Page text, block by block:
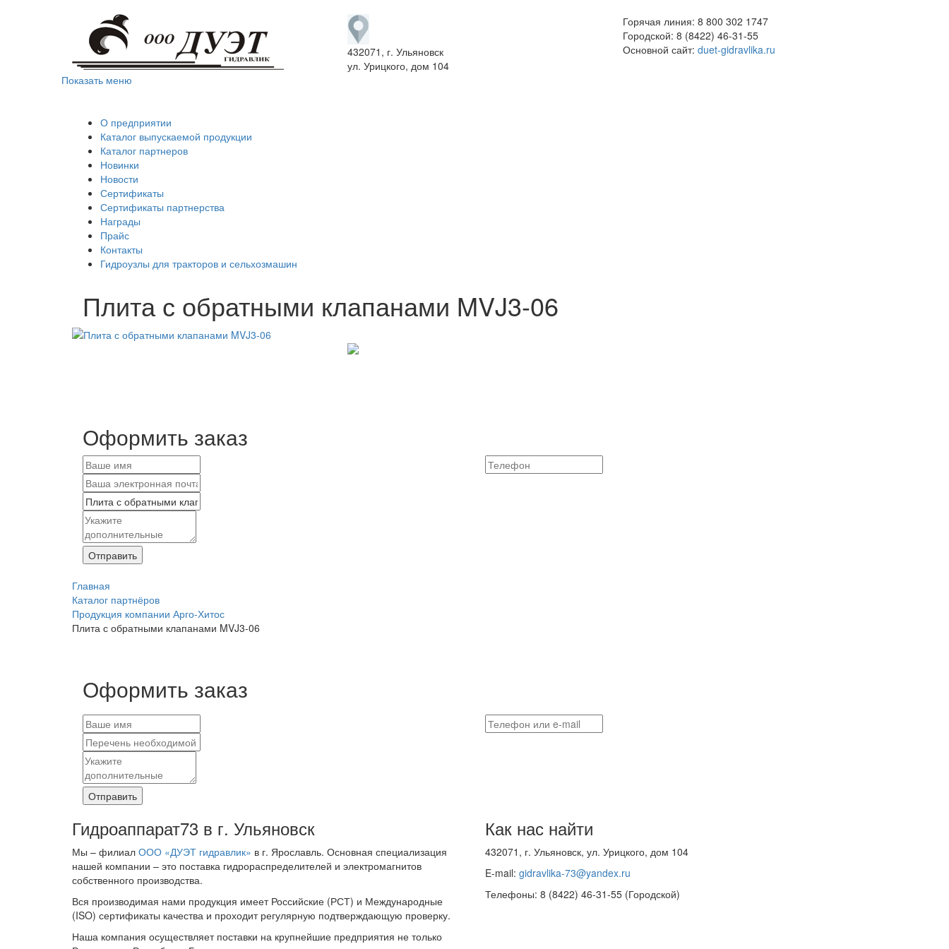
432071, г. Ульяновск
ул. Урицкого, дом 104
Горячая линия: 8 800 302 1747
Городской: 8 (8422) 46-31-55
Основной сайт: duet-gidravlika.ru
Показать меню
О предприятии
Каталог выпускаемой продукции
Каталог партнеров
Новинки
Новости
Сертификаты
Сертификаты партнерства
Награды
Прайс
Контакты
Гидроузлы для тракторов и сельхозмашин
Плита с обратными клапанами MVJ3-06
Оформить заказ
Отправить
Главная
Каталог партнёров
Продукция компании Арго-Хитос
Плита с обратными клапанами MVJ3-06
Оформить заказ
Отправить
Гидроаппарат73 в г. Ульяновск
Мы – филиал ООО «ДУЭТ гидравлик» в г. Ярославль. Основная специализация
нашей компании – это поставка гидрораспределителей и электромагнитов
собственного производства.
Вся производимая нами продукция имеет Российские (РСТ) и Международные
(ISO) сертификаты качества и проходит регулярную подтверждающую проверку.
Наша компания осуществляет поставки на крупнейшие предприятия не только
Как нас найти
432071, г. Ульяновск, ул. Урицкого, дом 104
E-mail: gidravlika-73@yandex.ru
Телефоны: 8 (8422) 46-31-55 (Городской)